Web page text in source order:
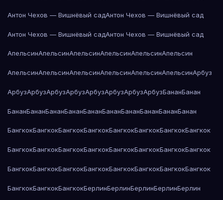
Антон Чехов — Вишнёвый садАнтон Чехов — Вишнёвый сад
Антон Чехов — Вишнёвый садАнтон Чехов — Вишнёвый сад
АпельсинАпельсинАпельсинАпельсинАпельсинАпельсин
АпельсинАпельсинАпельсинАпельсинАпельсинАпельсинАрбуз
АрбузАрбузАрбузАрбузАрбузАрбузАрбузАрбузБананБанан
БананБананБананБананБананБананБананБананБананБанан
БангкокБангкокБангкокБангкокБангкокБангкокБангкокБангкок
БангкокБангкокБангкокБангкокБангкокБангкокБангкокБангкок
БангкокБангкокБангкокБангкокБангкокБангкокБангкокБангкок
БангкокБангкокБангкокБерлинБерлинБерлинБерлинБерлин